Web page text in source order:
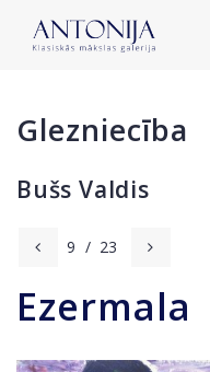
Glezniecība
Bušs Valdis
9 / 23
Ezermala